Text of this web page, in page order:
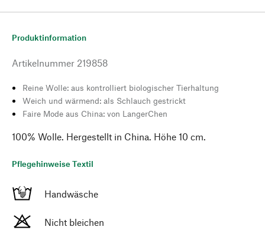
Produktinformation
Artikelnummer 219858
Reine Wolle: aus kontrolliert biologischer Tierhaltung
Weich und wärmend: als Schlauch gestrickt
Faire Mode aus China: von LangerChen
100% Wolle. Hergestellt in China. Höhe 10 cm.
Pflegehinweise Textil
Handwäsche
Nicht bleichen